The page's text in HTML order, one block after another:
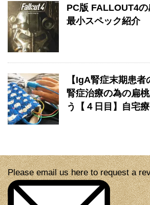
PC版 FALLOUT4
最小スペック紹介
【IgA腎症末期患
腎症治療の為の扁
う【４日目】自宅
Please email us here to request a